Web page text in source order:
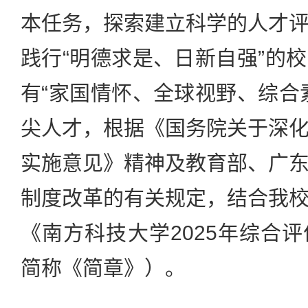
本任务，探索建立科学的人才
践行“明德求是、日新自强”的
有“家国情怀、全球视野、综合
尖人才，根据《国务院关于深
实施意见》精神及教育部、广
制度改革的有关规定，结合我
《南方科技大学2025年综合
简称《简章》）。